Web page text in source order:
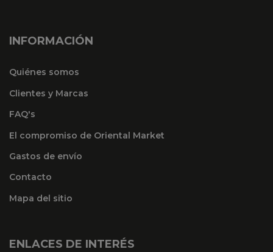
INFORMACIÓN
Quiénes somos
Clientes y Marcas
FAQ's
El compromiso de Oriental Market
Gastos de envío
Contacto
Mapa del sitio
ENLACES DE INTERÉS